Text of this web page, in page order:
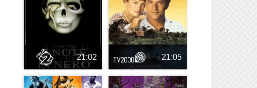
21:02 21:05